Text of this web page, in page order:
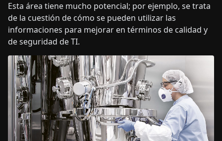
Esta área tiene mucho potencial; por ejemplo, se trata
de la cuestión de cómo se pueden utilizar las
informaciones para mejorar en términos de calidad y
de seguridad de TI.